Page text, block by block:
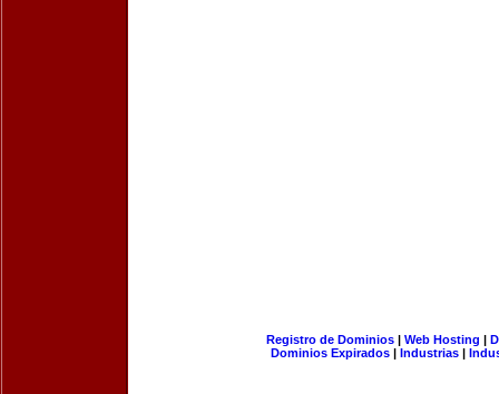
Registro de Dominios| Web Hosting |
Dominios Expirados | Industrias |